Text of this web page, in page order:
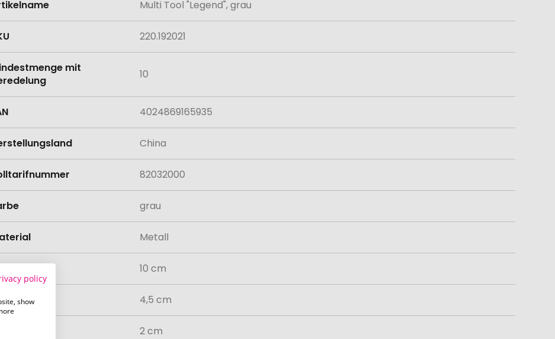
Multi Tool "Legend", grau
220.192021
mit
10
4024869165935
China
82032000
grau
Metall
10 cm
4,5 cm
2 cm
policy
show